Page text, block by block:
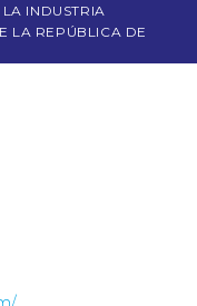
INDUSTRIA
LA REPÚBLICA DE